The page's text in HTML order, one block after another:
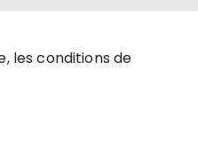
les conditions de